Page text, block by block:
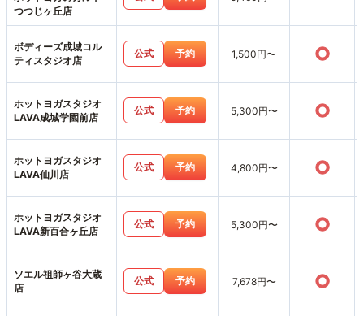
つつじヶ丘店
ボディーズ成城コル
ティスタジオ店
公式 予約 1,500円〜 ○
ホットヨガスタジオ
LAVA成城学園前店
公式 予約 5,300円〜 ○
ホットヨガスタジオ
LAVA仙川店
公式 予約 4,800円〜 ○
ホットヨガスタジオ
LAVA新百合ヶ丘店
公式 予約 5,300円〜 ○
ソエル祖師ヶ谷大蔵
店
公式 予約 7,678円〜 ○